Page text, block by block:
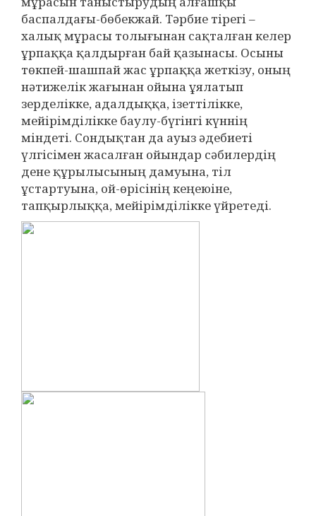
баспалдағы-бөбекжай. Тәрбие тірегі –
халық мұрасы толығынан сақталған келер
ұрпаққа қалдырған бай қазынасы. Осыны
төкпей-шашпай жас ұрпаққа жеткізу, оның
нәтижелік жағынан ойына ұялатып
зерделікке, адалдыққа, ізеттілікке,
мейірімділікке баулу-бүгінгі күннің
міндеті. Сондықтан да ауыз әдебиеті
үлгісімен жасалған ойындар сәбилердің
дене құрылысының дамуына, тіл
ұстартуына, ой-өрісінің кеңеюіне,
тапқырлыққа, мейірімділікке үйретеді.